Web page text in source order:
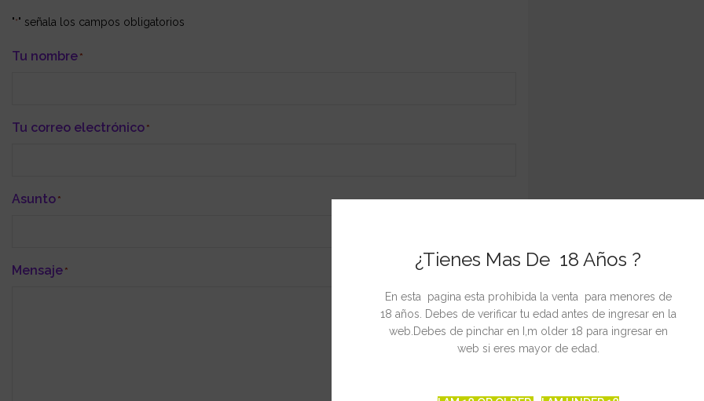
¿Tienes Mas De 18 Años ?
En esta pagina esta prohibida la venta para menores de
18 años. Debes de verificar tu edad antes de ingresar en la
web.Debes de pinchar en I,m older 18 para ingresar en
web si eres mayor de edad.
"*" señala los campos obligatorios
Tu nombre *
Tu correo electrónico *
Asunto *
Mensaje *
Correo:
Direccion: